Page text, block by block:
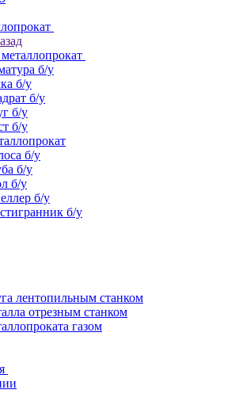
б/у
б/у
б/у
б/у
б/у
б/у
б/у
б/у
б/у
б/у
лентопильным станком
отрезным станком
газом